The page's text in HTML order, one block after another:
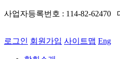
사업자등록번호 : 114-82-62470
로그인 회원가입 사이트맵 Eng